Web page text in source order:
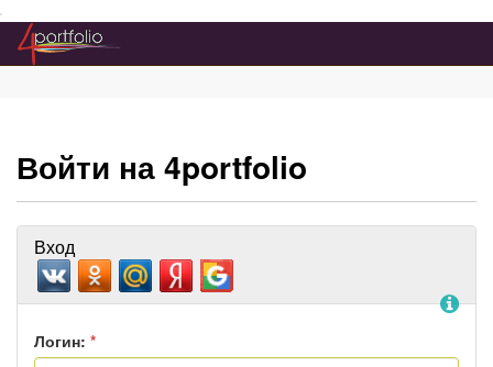
Преейти на главное меню
Войти на 4portfolio
Вход
Логин: *